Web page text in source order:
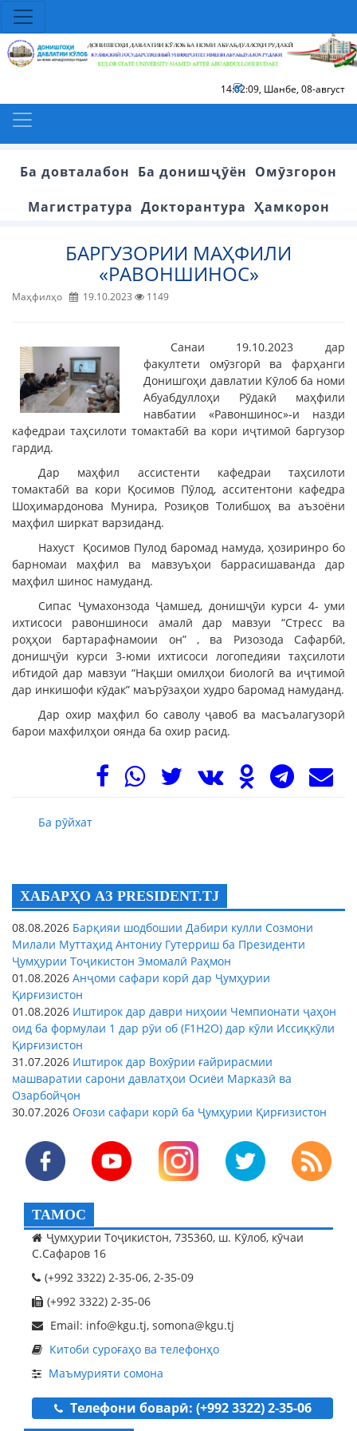
14:02:10, Шанбе, 08-август
Ба довталабон Ба донишҷӯён Омӯзгорон
Магистратура Докторантура Ҳамкорон
БАРГУЗОРИИ МАҲФИЛИ
«РАВОНШИНОС»
Маҳфилҳо 19.10.2023 1149
Санаи 19.10.2023 дар
факултети омӯзгорӣ ва фарҳанги
Донишгоҳи давлатии Кӯлоб ба номи
Абуабдуллоҳи Рӯдакӣ маҳфили
навбатии «Равоншинос»-и назди
кафедраи таҳсилоти томактабӣ ва кори иҷтимоӣ баргузор
гардид.
Дар маҳфил ассистенти кафедраи таҳсилоти
томактабӣ ва кори Қосимов Пӯлод, асситентони кафедра
Шоҳимардонова Мунира, Розиқов Толибшоҳ ва аъзоёни
маҳфил ширкат варзиданд.
Нахуст Қосимов Пулод баромад намуда, ҳозиринро бо
барномаи маҳфил ва мавзуъҳои баррасишаванда дар
маҳфил шинос намуданд.
Сипас Ҷумахонзода Ҷамшед, донишҷӯи курси 4- уми
ихтисоси равоншиноси амалӣ дар мавзуи “Стресс ва
роҳҳои бартарафнамоии он” , ва Ризозода Сафарбӣ,
донишҷӯи курси 3-юми ихтисоси логопедияи таҳсилоти
ибтидоӣ дар мавзуи “Нақши омилҳои биологӣ ва иҷтимоӣ
дар инкишофи кӯдак” маърӯзаҳои худро баромад намуданд.
Дар охир маҳфил бо саволу ҷавоб ва масъалагузорӣ
барои махфилҳои оянда ба охир расид.
Ба рӯйхат
ХАБАРҲО АЗ PRESIDENT.TJ
08.08.2026 Барқияи шодбошии Дабири кулли Созмони
Милали Муттаҳид Антониу Гутерриш ба Президенти
Ҷумҳурии Тоҷикистон Эмомалӣ Раҳмон
01.08.2026 Анҷоми сафари корӣ дар Ҷумҳурии
Қирғизистон
01.08.2026 Иштирок дар даври ниҳоии Чемпионати ҷаҳон
оид ба формулаи 1 дар рӯи об (F1H2O) дар кӯли Иссиқкӯли
Қирғизистон
31.07.2026 Иштирок дар Вохӯрии ғайрирасмии
машваратии сарони давлатҳои Осиёи Марказӣ ва
Озарбойҷон
30.07.2026 Оғози сафари корӣ ба Ҷумҳурии Қирғизистон
ТАМОС
Ҷумҳурии Тоҷикистон, 735360, ш. Кӯлоб, кӯчаи
С.Сафаров 16
(+992 3322) 2-35-06, 2-35-09
(+992 3322) 2-35-06
Email: info@kgu.tj, somona@kgu.tj
Китоби суроғаҳо ва телефонҳо
Маъмурияти сомона
Телефони боварӣ: (+992 3322) 2-35-06